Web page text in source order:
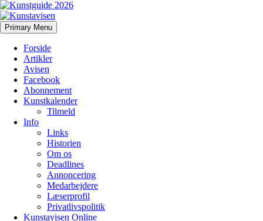
Kunstavisen
Search
Primary Menu Skip
to
Forside
Artikler
Avisen
Facebook
Abonnement
Kunstkalender
Tilmeld
Info
Links
Historien
Om os
Deadlines
Annoncering
Medarbejdere
Læserprofil
Privatlivspolitik
Kunstavisen Online